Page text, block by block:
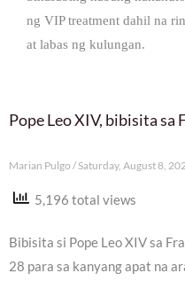
ng VIP treatment dahil na
at labas ng kulungan.
Pope Leo XIV, bibisita sa
Marian Pulgo Saturday, August 8,
5,196 total views
Bibisita si Pope Leo XIV sa
28 para sa kanyang apat na